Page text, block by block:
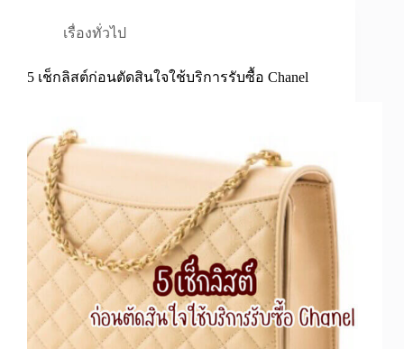
เรื่องทั่วไป
5 เช็กลิสต์ก่อนตัดสินใจใช้บริการรับซื้อ Chanel